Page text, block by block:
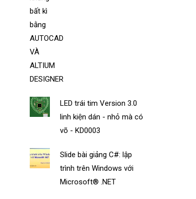
LED trái tim Version 3.0
linh kiện dán - nhỏ mà có
võ - KD0003
Slide bài giảng C#: lập
trình trên Windows với
Microsoft® .NET